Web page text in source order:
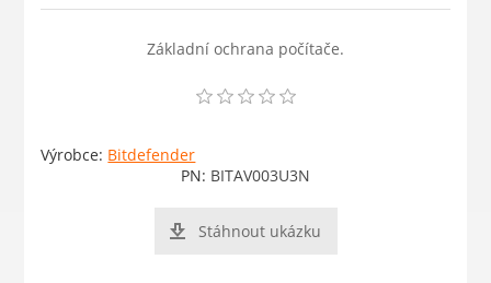
Základní ochrana počítače.
Výrobce: Bitdefender
PN: BITAV003U3N
Stáhnout ukázku